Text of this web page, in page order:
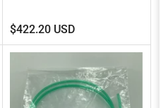
Precio
regular
$422.20 USD